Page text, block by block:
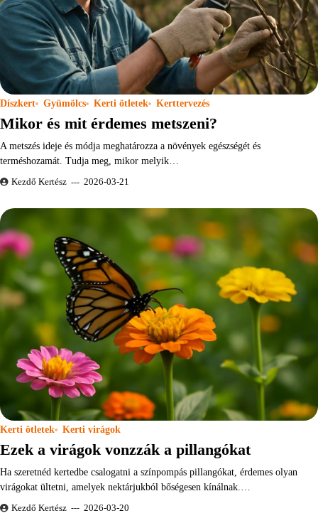
Díszkert Gyümölcs Kerti ötletek Kerttervezés
Mikor és mit érdemes metszeni?
A metszés ideje és módja meghatározza a növények egészségét és
terméshozamát. Tudja meg, mikor melyik…
Kezdő Kertész 2026-03-21
Kerti ötletek Kerti virágok
Ezek a virágok vonzzák a pillangókat
Ha szeretnéd kertedbe csalogatni a színpompás pillangókat, érdemes olyan
virágokat ültetni, amelyek nektárjukból bőségesen kínálnak.…
Kezdő Kertész 2026-03-20